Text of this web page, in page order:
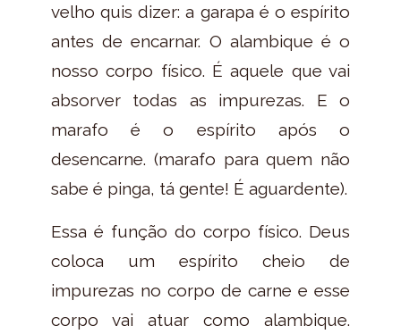
velho quis dizer: a garapa é o espírito
antes de encarnar. O alambique é o
nosso corpo físico. É aquele que vai
absorver todas as impurezas. E o
marafo é o espírito após o
desencarne. (marafo para quem não
sabe é pinga, tá gente! É aguardente).
Essa é função do corpo físico. Deus
coloca um espírito cheio de
impurezas no corpo de carne e esse
corpo vai atuar como alambique.